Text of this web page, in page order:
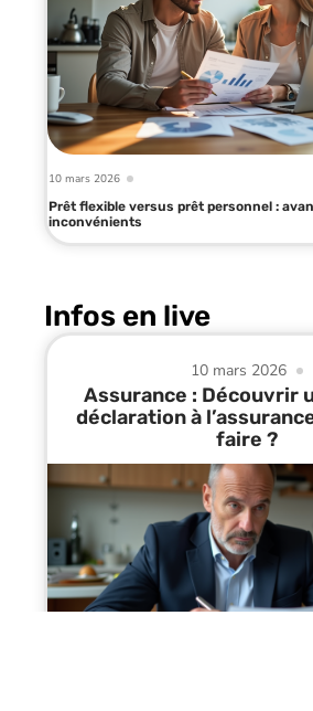
10 mars 2026
Prêt flexible versus prêt personnel :
inconvénients
Infos en live
10 mars 2026
Assurance : Découvrir
déclaration à
faire ?